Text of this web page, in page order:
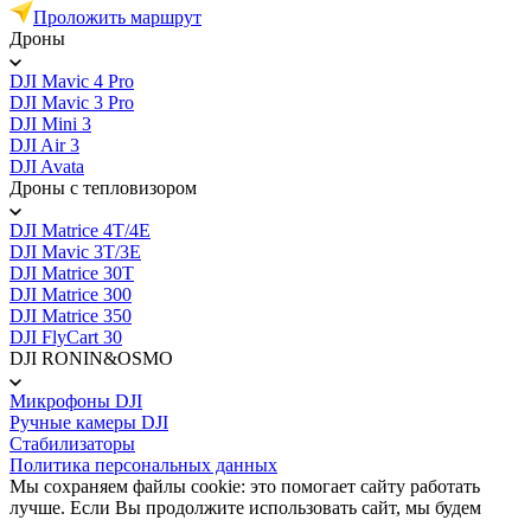
Проложить маршрут
Дроны
DJI Mavic 4 Pro
DJI Mavic 3 Pro
DJI Mini 3
DJI Air 3
DJI Avata
Дроны с тепловизором
DJI Matrice 4T/4E
DJI Mavic 3T/3E
DJI Matrice 30T
DJI Matrice 300
DJI Matrice 350
DJI FlyCart 30
DJI RONIN&OSMO
Микрофоны DJI
Ручные камеры DJI
Стабилизаторы
Политика персональных данных
Мы сохраняем файлы cookie: это помогает сайту работать
лучше. Если Вы продолжите использовать сайт, мы будем